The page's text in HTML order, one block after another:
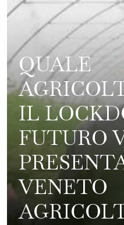
QUALE
IL
FUTURO
VENETO